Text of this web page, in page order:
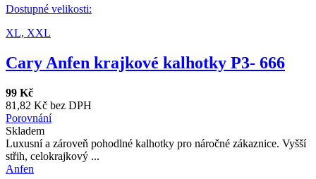
Dostupné velikosti:
XL, XXL
Cary Anfen krajkové kalhotky P3- 666
99 Kč
81,82 Kč bez DPH
Porovnání
Skladem
Luxusní a zároveň pohodlné kalhotky pro náročné zákaznice. Vyšší
střih, celokrajkový ...
Anfen